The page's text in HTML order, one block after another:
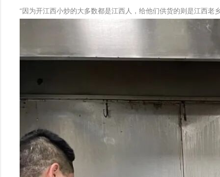
“因为开江西小炒的大多数都是江西人，给他们供货的则是江西